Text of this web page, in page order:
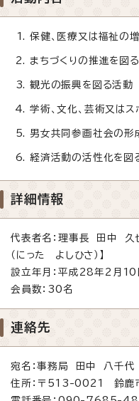
保健、医療又は福祉の
まちづくりの推進を図
観光の振興を図る活動
学術、文化、芸術又は
男女共同参画社会の形
経済活動の活性化を図
詳細情報
代表者名：理事長 田中 久
（にった よしひさ）】
設立年月：平成28年2月10
会員数：30名
連絡先
宛名：事務局 田中 八千代
住所：〒513-0021 鈴鹿